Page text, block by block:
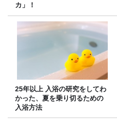
カ」！
25年以上 入浴の研究をしてわ
かった、夏を乗り切るための
入浴方法